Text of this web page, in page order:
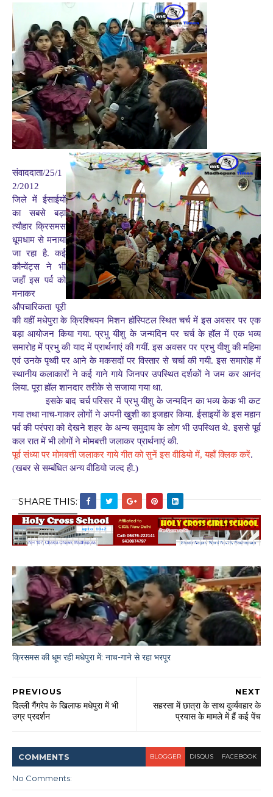
संवाददाता/25/1
2/2012
जिले में ईसाईयों
का सबसे बड़ा
त्यौहार क्रिसमस
धूमधाम से मनाया
जा रहा है. कई
कौन्वेंट्स ने भी
जहाँ इस पर्व को
मनाकर
औपचारिकता पूरी
की वहीं मधेपुरा के क्रिश्चियन मिशन हॉस्पिटल स्थित चर्च में इस अवसर पर एक
बड़ा आयोजन किया गया. प्रभु यीशु के जन्मदिन पर चर्च के हॉल में एक भव्य
समारोह में प्रभु की याद में प्रार्थनाएं की गयीं. इस अवसर पर प्रभु यीशु की महिमा
एवं उनके पृथ्वी पर आने के मकसदों पर विस्तार से चर्चा की गयी. इस समारोह में
स्थानीय कलाकारों ने कई गाने गाये जिनपर उपस्थित दर्शकों ने जम कर आनंद
लिया. पूरा हॉल शानदार तरीके से सजाया गया था.
इसके बाद चर्च परिसर में प्रभु यीशु के जन्मदिन का भव्य केक भी कट
गया तथा नाच-गाकर लोगों ने अपनी खुशी का इजहार किया. ईसाइयों के इस महान
पर्व की परंपरा को देखने शहर के अन्य समुदाय के लोग भी उपस्थित थे. इससे पूर्व
कल रात में भी लोगों ने मोमबत्ती जलाकर प्रार्थनाएं की.
पूर्व संध्या पर मोमबत्ती जलाकर गाये गीत को सुनें इस वीडियो में, यहाँ क्लिक करें.
(खबर से सम्बंधित अन्य वीडियो जल्द ही.)
SHARE THIS:
क्रिसमस की धूम रही मधेपुरा में: नाच-गाने से रहा भरपूर
NEXT
सहरसा में छात्रा के साथ दुर्व्यवहार के
प्रयास के मामले में हैं कई पेंच
PREVIOUS
दिल्ली गैंगरेप के खिलाफ मधेपुरा में भी
उग्र प्रदर्शन
COMMENTS BLOGGER DISQUS FACEBOOK
No Comments: